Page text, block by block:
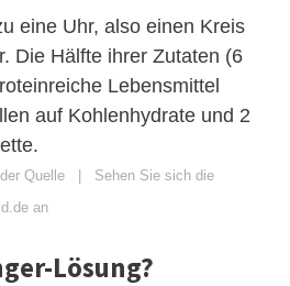
eine Uhr, also einen Kreis
Die Hälfte ihrer Zutaten (6
Lebensmittel
auf Kohlenhydrate und 2
Quelle | Sehen Sie sich die
an
Lösung?